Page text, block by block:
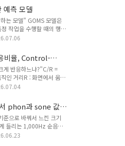
진동 및 온도 등의 요인으
근육 및 주변 조직에 나타
프로그램: 유해요인 조사,
, 평가 등을 포함한 종합
정상적인 숙련도를 가
그램 시행 및 구성..
예측 모델
는 모델" GOMS 모델은
작업을 수행할 때의 행동
행 단계의 소요시간을 예
분해하고, 가장 작은 행
로써 전체 작업이 완료된
구분내용적용 대상숙련된
식작업을 계층적으로 분
지적·물리적 수행 시간
자, 방법, 선택규칙으로
비율, Control-
게 반응하느냐?"C/R =
인 거리R : 화면에서 움직
직였는데 많이 반응 = 민
하다둔감하다조종시간길
가 필요할까? 1. 굴삭기
움직인다면, 작업이 망가
은 C/R 크게하여 둔감하
한다. 2. 자동차 핸들운
phon과 sone 값
으로 바꿔서 느낀 크기
들리는 1,000Hz 순음의
사람이 느끼는 크기를